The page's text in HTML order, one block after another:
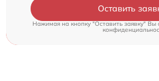
Оставить
Нажимая на кнопку "Оставить заявку" Вы